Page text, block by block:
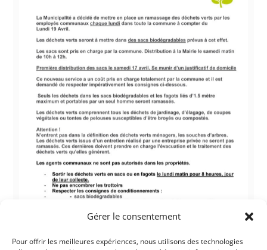
Gérer le consentement
Pour offrir les meilleures expériences, nous utilisons des technologies